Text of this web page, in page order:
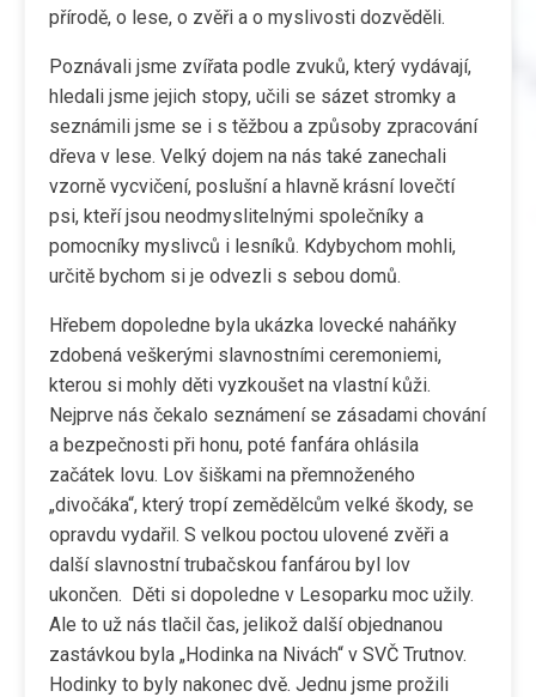
přírodě, o lese, o zvěři a o myslivosti dozvěděli.
Poznávali jsme zvířata podle zvuků, který vydávají,
hledali jsme jejich stopy, učili se sázet stromky a
seznámili jsme se i s těžbou a způsoby zpracování
dřeva v lese. Velký dojem na nás také zanechali
vzorně vycvičení, poslušní a hlavně krásní lovečtí
psi, kteří jsou neodmyslitelnými společníky a
pomocníky myslivců i lesníků. Kdybychom mohli,
určitě bychom si je odvezli s sebou domů.
Hřebem dopoledne byla ukázka lovecké naháňky
zdobená veškerými slavnostními ceremoniemi,
kterou si mohly děti vyzkoušet na vlastní kůži.
Nejprve nás čekalo seznámení se zásadami chování
a bezpečnosti při honu, poté fanfára ohlásila
začátek lovu. Lov šiškami na přemnoženého
„divočáka“, který tropí zemědělcům velké škody, se
opravdu vydařil. S velkou poctou ulovené zvěři a
další slavnostní trubačskou fanfárou byl lov
ukončen. Děti si dopoledne v Lesoparku moc užily.
Ale to už nás tlačil čas, jelikož další objednanou
zastávkou byla „Hodinka na Nivách“ v SVČ Trutnov.
Hodinky to byly nakonec dvě. Jednu jsme prožili